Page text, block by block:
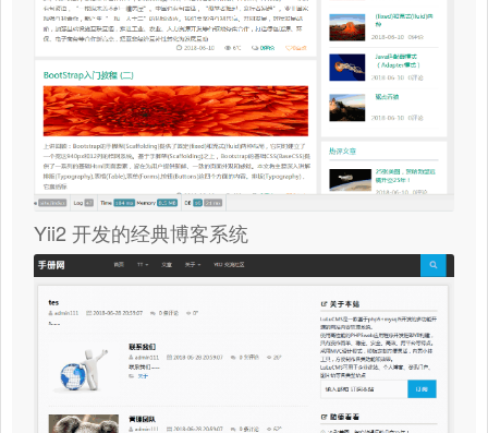
Yii2 开发的经典博客系统